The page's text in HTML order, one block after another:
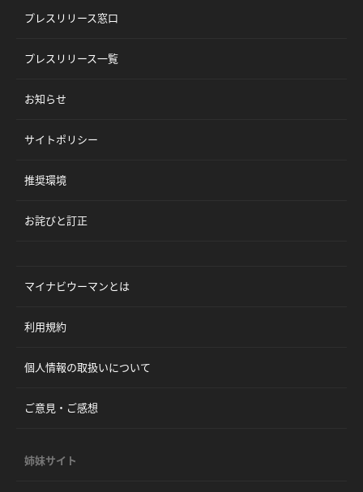
プレスリリース窓口
プレスリリース一覧
お知らせ
サイトポリシー
推奨環境
お詫びと訂正
マイナビウーマンとは
利用規約
個人情報の取扱いについて
ご意見・ご感想
姉妹サイト